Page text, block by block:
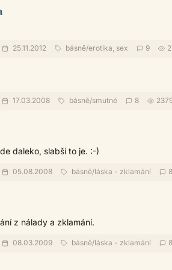
25.11.2012 básně/erotika, sex 9
17.03.2008 básně/smutné 8
daleko, slabší to je. :-)
05.08.2008 básně/láska - zklamání 8
z nálady a zklamání.
08.03.2009 básně/láska - zklamání 8